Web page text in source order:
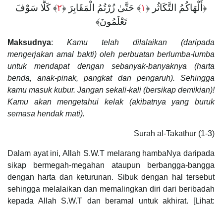
﴿أَلْهَاكُمُ التَّكَاثُر ﴿١﴾ حَتَّىٰ زُرْتُمُ الْمَقَابِرَ ﴿٢﴾ كَلَّا سَوْفَ
تَعْلَمُونَ﴾
Maksudnya: Kamu telah dilalaikan (daripada
mengerjakan amal bakti) oleh perbuatan berlumba-lumba
untuk mendapat dengan sebanyak-banyaknya (harta
benda, anak-pinak, pangkat dan pengaruh). Sehingga
kamu masuk kubur. Jangan sekali-kali (bersikap demikian)!
Kamu akan mengetahui kelak (akibatnya yang buruk
semasa hendak mati).
Surah al-Takathur (1-3)
Dalam ayat ini, Allah S.W.T melarang hambaNya daripada
sikap bermegah-megahan ataupun berbangga-bangga
dengan harta dan keturunan. Sibuk dengan hal tersebut
sehingga melalaikan dan memalingkan diri dari beribadah
kepada Allah S.W.T dan beramal untuk akhirat. [Lihat: